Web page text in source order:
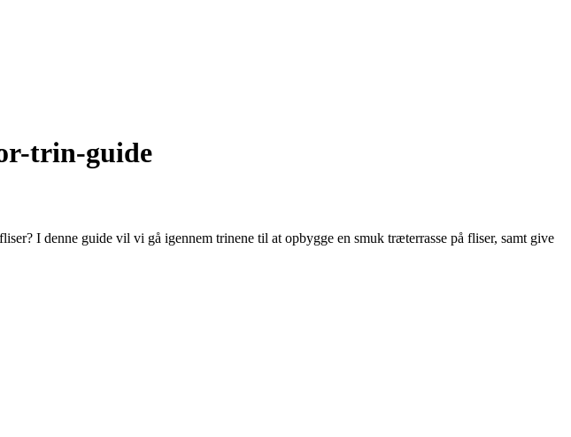
trin-guide
I denne guide vil vi gå igennem trinene til at opbygge en smuk træterrasse på fliser, samt give